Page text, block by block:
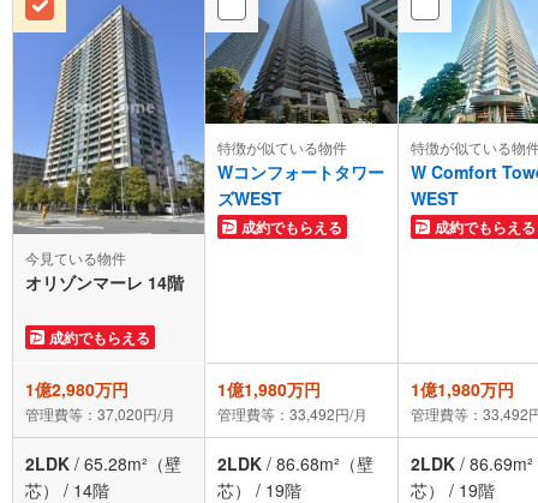
今見ている物件
オリゾンマーレ 14階
成約でもらえる
特徴が似ている物件
Wコンフォートタワー
ズWEST
成約でもらえる
特徴が似ている物
W Comfort
WEST
成約でもらえる
1億2,980万円
管理費等：37,020円/月
1億1,980万円
管理費等：33,492円/月
1億1,980万円
管理費等：33,492
2LDK / 65.28m²（壁
芯）
/ 14階
2LDK / 86.68m²（壁
芯）
/ 19階
2LDK /
芯）
/ 19階